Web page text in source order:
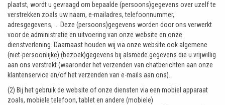
plaatst, wordt u gevraagd om bepaalde (persoons)gegevens over uzelf te
verstrekken zoals uw naam, e-mailadres, telefoonnummer,
adresgegevens, ... Deze (persoons)gegevens worden door ons verwerkt
voor de administratie en uitvoering van onze website en onze
dienstverlening. Daarnaast houden wij via onze website ook algemene
(niet-persoonlijke) (bezoek)gegevens bij alsmede gegevens die u vrijwillig
aan ons verstrekt (waaronder het verzenden van chatberichten aan onze
klantenservice en/of het verzenden van e-mails aan ons).
(2) Bij het gebruik de website of onze diensten via een mobiel apparaat
zoals, mobiele telefoon, tablet en andere (mobiele)